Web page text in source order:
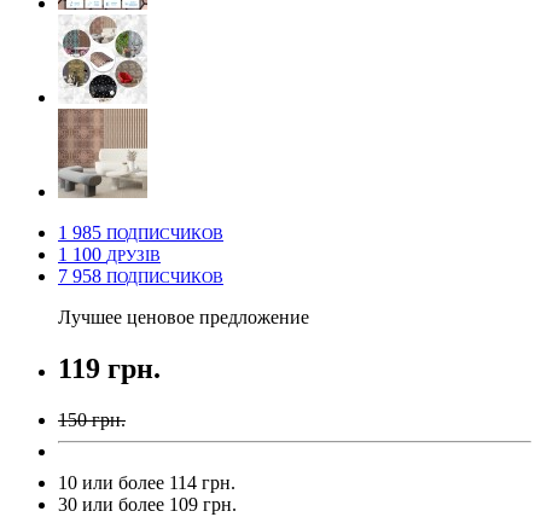
1 985 ПОДПИСЧИКОВ
1 100 ДРУЗІВ
7 958 ПОДПИСЧИКОВ
Лучшее ценовое предложение
119 грн.
150 грн.
10 или более 114 грн.
30 или более 109 грн.